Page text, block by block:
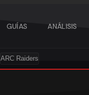
GUÍAS ANÁLISIS
ARC Raiders